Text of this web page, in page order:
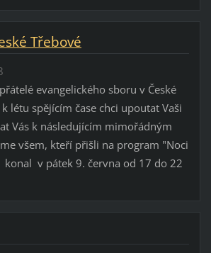
Třebové
evangelického sboru v České
létu spějícím čase chci upoutat Vaši
Vás k následujícím mimořádným
všem, kteří přišli na program "Noci
konal v pátek 9. června od 17 do 22